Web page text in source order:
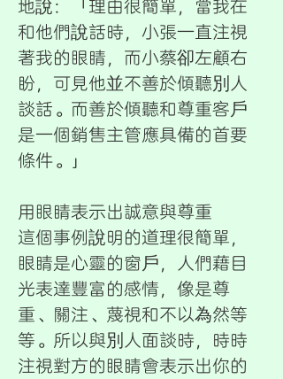
地說：「理由很簡單，當我在
和他們說話時，小張一直注視
著我的眼睛，而小蔡卻左顧右
盼，可見他並不善於傾聽別人
談話。而善於傾聽和尊重客戶
是一個銷售主管應具備的首要
條件。」
用眼睛表示出誠意與尊重
這個事例說明的道理很簡單，
眼睛是心靈的窗戶，人們藉目
光表達豐富的感情，像是尊
重、關注、蔑視和不以為然等
等。所以與別人面談時，時時
注視對方的眼睛會表示出你的